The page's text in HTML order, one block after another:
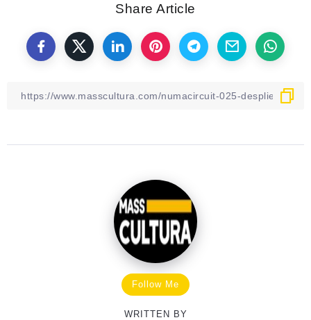
Share Article
Follow Me
WRITTEN BY